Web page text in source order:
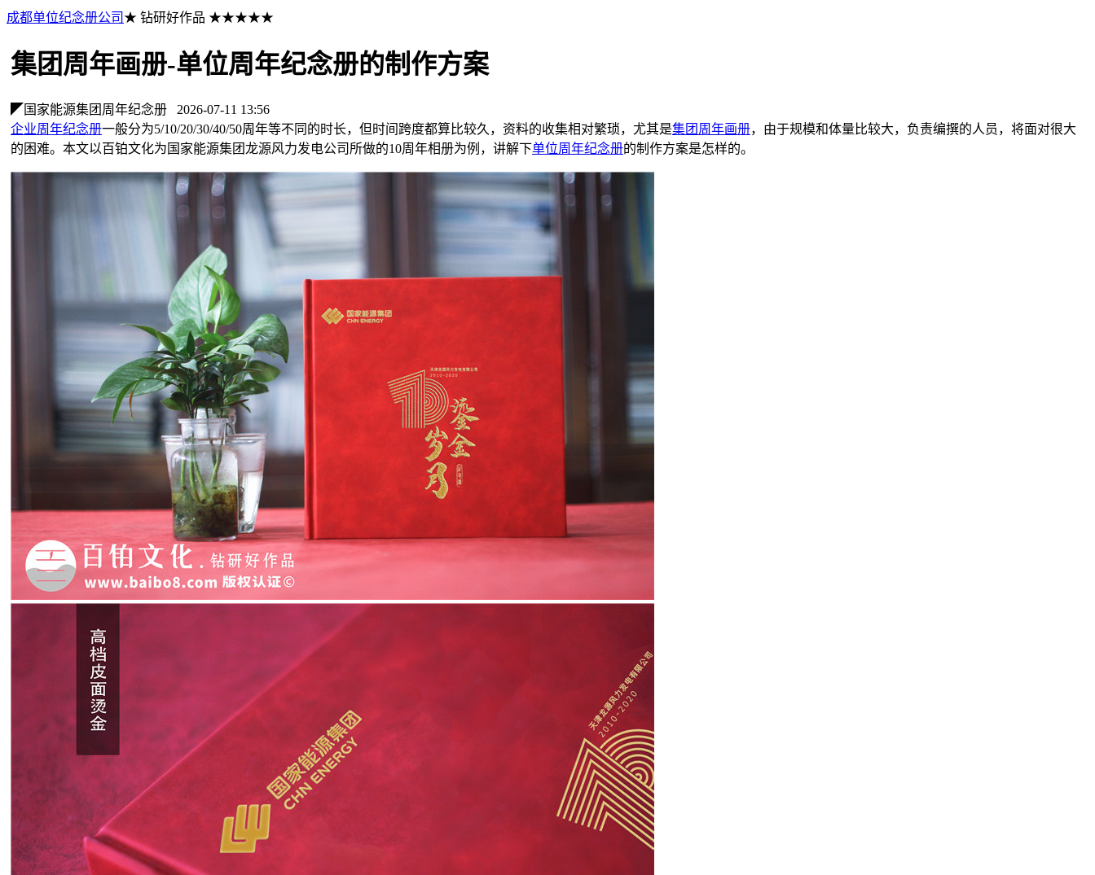
成都单位纪念册公司 ★ 钻研好作品 ★★★★★
集团周年画册-单位周年纪念册的制作方案
◤国家能源集团周年纪念册
2026-07-11 13:56
企业周年纪念册一般分为5/10/20/30/40/50周年等不同的时长，但时间跨度都算比较久，资料的收集相对繁琐，尤其是集团周年画册，由于规模和体量比较大，负责编撰的人员，将面对很大
的困难。本文以百铂文化为国家能源集团龙源风力发电公司所做的10周年相册为例，讲解下单位周年纪念册的制作方案是怎样的。